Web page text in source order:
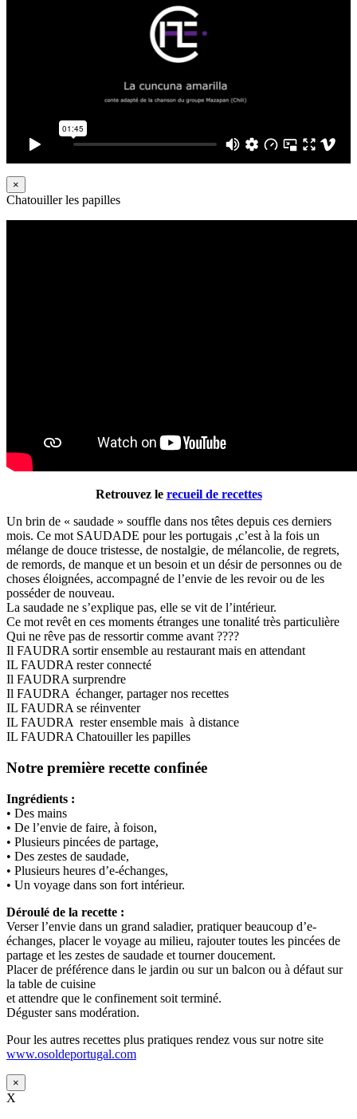
×
Chatouiller les papilles
Retrouvez le recueil de recettes
Un brin de « saudade » souffle dans nos têtes depuis ces derniers
mois. Ce mot SAUDADE pour les portugais ,c’est à la fois un
mélange de douce tristesse, de nostalgie, de mélancolie, de regrets,
de remords, de manque et un besoin et un désir de personnes ou de
choses éloignées, accompagné de l’envie de les revoir ou de les
posséder de nouveau.
La saudade ne s’explique pas, elle se vit de l’intérieur.
Ce mot revêt en ces moments étranges une tonalité très particulière
Qui ne rêve pas de ressortir comme avant ????
Il FAUDRA sortir ensemble au restaurant mais en attendant
IL FAUDRA rester connecté
Il FAUDRA surprendre
Il FAUDRA échanger, partager nos recettes
IL FAUDRA se réinventer
IL FAUDRA rester ensemble mais à distance
IL FAUDRA Chatouiller les papilles
Notre première recette confinée
Ingrédients :
• Des mains
• De l’envie de faire, à foison,
• Plusieurs pincées de partage,
• Des zestes de saudade,
• Plusieurs heures d’e-échanges,
• Un voyage dans son fort intérieur.
Déroulé de la recette :
Verser l’envie dans un grand saladier, pratiquer beaucoup d’e-
échanges, placer le voyage au milieu, rajouter toutes les pincées de
partage et les zestes de saudade et tourner doucement.
Placer de préférence dans le jardin ou sur un balcon ou à défaut sur
la table de cuisine
et attendre que le confinement soit terminé.
Déguster sans modération.
Pour les autres recettes plus pratiques rendez vous sur notre site
www.osoldeportugal.com
×
X